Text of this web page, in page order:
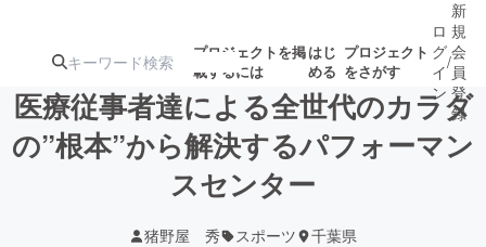
プロジェクトを掲
載するには
はじ
める
プロジェクト
をさがす
注目の新着プロ募集終了が近いプ
ロ
グ
イ
ン
/
新
規
会
員
登
録
医療従事者達による全世代のカラダ
の”根本”から解決するパフォーマン
スセンター
猪野屋 秀 スポーツ 千葉県